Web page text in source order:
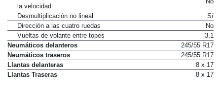
Desmultiplicacion en función de
la velocidad
No
Desmultiplicación no lineal
Sí
Dirección a las cuatro ruedas
No
Vueltas de volante entre topes
3,1
Neumáticos delanteros
245/55 R17
Neumáticos traseros
245/55 R17
Llantas delanteras
8 x 17